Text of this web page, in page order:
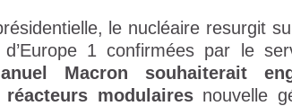
le nucléaire resurgit
1 confirmées par le
Macron souhaiterait
modulairesnouvelle